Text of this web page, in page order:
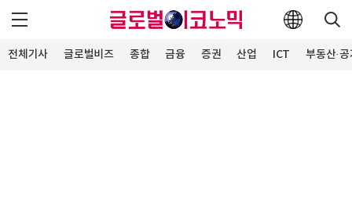
전체기사 글로벌비즈 종합 금융 증권 산업 ICT 부동산·